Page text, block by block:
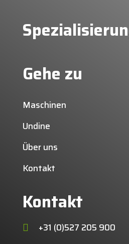
Gehe zu
Maschinen
Undine
Über uns
Kontakt
Kontakt
 +31 (0)527 205 900